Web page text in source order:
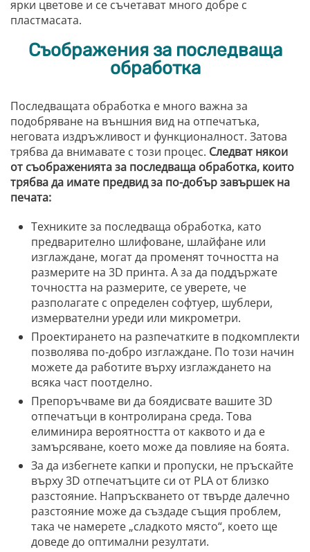
ярки цветове и се съчетават много добре с
пластмасата.
Съображения за последваща
обработка
Последващата обработка е много важна за
подобряване на външния вид на отпечатъка,
неговата издръжливост и функционалност. Затова
трябва да внимавате с този процес. Следват някои
от съображенията за последваща обработка, които
трябва да имате предвид за по-добър завършек на
печата:
Техниките за последваща обработка, като
предварително шлифоване, шлайфане или
изглаждане, могат да променят точността на
размерите на 3D принта. А за да поддържате
точността на размерите, се уверете, че
разполагате с определен софтуер, шублери,
измервателни уреди или микрометри.
Проектирането на разпечатките в подкомплекти
позволява по-добро изглаждане. По този начин
можете да работите върху изглаждането на
всяка част поотделно.
Препоръчваме ви да боядисвате вашите 3D
отпечатъци в контролирана среда. Това
елиминира вероятността от каквото и да е
замърсяване, което може да повлияе на боята.
За да избегнете капки и пропуски, не пръскайте
върху 3D отпечатъците си от PLA от близко
разстояние. Напръскването от твърде далечно
разстояние може да създаде същия проблем,
така че намерете „сладкото място“, което ще
доведе до оптимални резултати.